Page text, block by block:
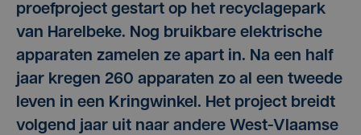
proefproject gestart op het recyclagepark
van Harelbeke. Nog bruikbare elektrische
apparaten zamelen ze apart in. Na een half
jaar kregen 260 apparaten zo al een tweede
leven in een Kringwinkel. Het project breidt
volgend jaar uit naar andere West-Vlaamse